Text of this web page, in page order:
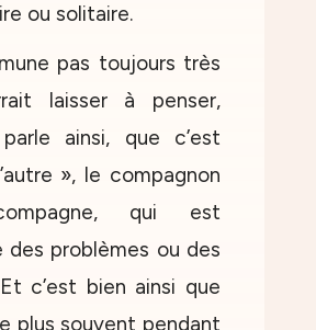
ou solitaire.
pas toujours très
laisser à penser,
ainsi, que c’est
», le compagnon
qui est
des problèmes ou des
c’est bien ainsi que
plus souvent pendant